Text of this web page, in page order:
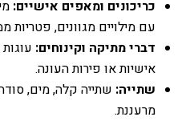
כריכונים ומאפים אישיים:
עם מילויים מגוונים, פטריות
דברי מתיקה וקינוחים:
אישיות או פירות העונה.
שתייה: שתייה קלה, מים,
מרעננת.